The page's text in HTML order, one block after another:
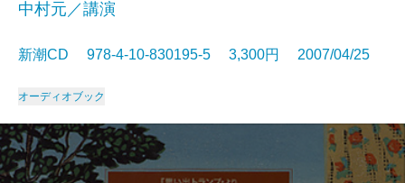
中村元／講演
新潮CD 978-4-10-830195-5 3,300円 2007/04/25
オーディオブック